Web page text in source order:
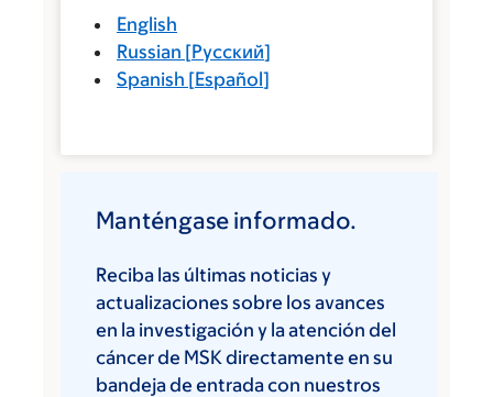
English
Russian [Русский]
Spanish [Español]
Manténgase informado.
Reciba las últimas noticias y
actualizaciones sobre los avances
en la investigación y la atención del
cáncer de MSK directamente en su
bandeja de entrada con nuestros